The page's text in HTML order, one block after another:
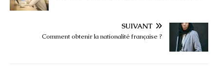
SUIVANT
Comment obtenir la nationalité française ?